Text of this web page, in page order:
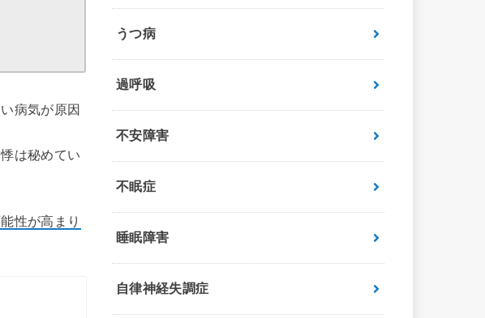
病気が原因
は秘めてい
性が高まり
うつ病
過呼吸
不安障害
不眠症
睡眠障害
自律神経失調症